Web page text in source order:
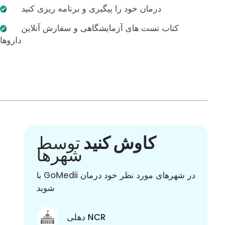
درمان خود را پیگیری و برنامه ریزی کنید
داروها
کاوش کنیدتوسط
شهرها
با GoMedii در شهرهای مورد نظر خود درمان
شوید
دهلی NCR